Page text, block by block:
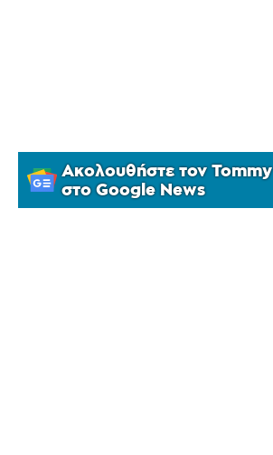
Ακολουθήστε τον Tommy
στο Google News